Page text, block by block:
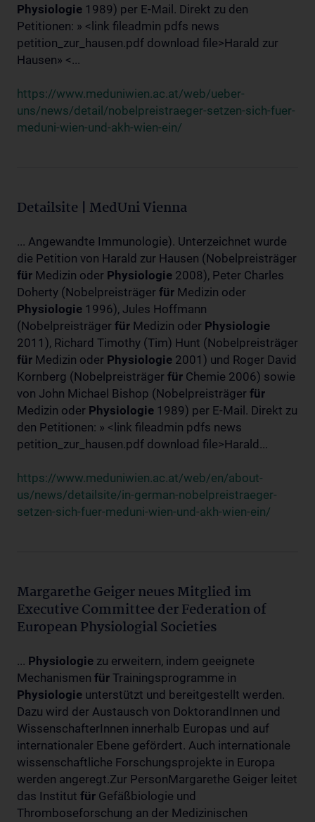
Physiologie 1989) per E-Mail. Direkt zu den
Petitionen: » <link fileadmin pdfs news
petition_zur_hausen.pdf download file>Harald zur
Hausen» <...
https://www.meduniwien.ac.at/web/ueber-
uns/news/detail/nobelpreistraeger-setzen-sich-fuer-
meduni-wien-und-akh-wien-ein/
Detailsite | MedUni Vienna
... Angewandte Immunologie). Unterzeichnet wurde
die Petition von Harald zur Hausen (Nobelpreisträger
für Medizin oder Physiologie 2008), Peter Charles
Doherty (Nobelpreisträger für Medizin oder
Physiologie 1996), Jules Hoffmann
(Nobelpreisträger für Medizin oder Physiologie
2011), Richard Timothy (Tim) Hunt (Nobelpreisträger
für Medizin oder Physiologie 2001) und Roger David
Kornberg (Nobelpreisträger für Chemie 2006) sowie
von John Michael Bishop (Nobelpreisträger für
Medizin oder Physiologie 1989) per E-Mail. Direkt zu
den Petitionen: » <link fileadmin pdfs news
petition_zur_hausen.pdf download file>Harald...
https://www.meduniwien.ac.at/web/en/about-
us/news/detailsite/in-german-nobelpreistraeger-
setzen-sich-fuer-meduni-wien-und-akh-wien-ein/
Margarethe Geiger neues Mitglied im
Executive Committee der Federation of
European Physiologial Societies
... Physiologie zu erweitern, indem geeignete
Mechanismen für Trainingsprogramme in
Physiologie unterstützt und bereitgestellt werden.
Dazu wird der Austausch von DoktorandInnen und
WissenschafterInnen innerhalb Europas und auf
internationaler Ebene gefördert. Auch internationale
wissenschaftliche Forschungsprojekte in Europa
werden angeregt.Zur PersonMargarethe Geiger leitet
das Institut für Gefäßbiologie und
Thromboseforschung an der Medizinischen